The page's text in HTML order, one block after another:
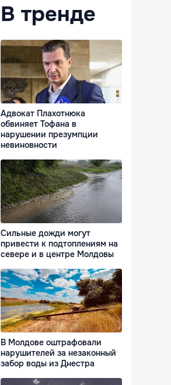
В тренде
Адвокат Плахотнюка
обвиняет Тофана в
нарушении презумпции
невиновности
Сильные дожди могут
привести к подтоплениям на
севере и в центре Молдовы
В Молдове оштрафовали
нарушителей за незаконный
забор воды из Днестра